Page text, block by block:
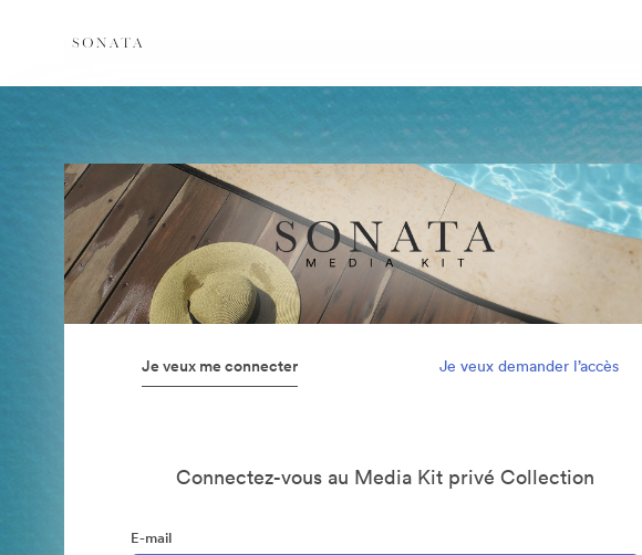
Je veux me connecter Je veux demander l’accès
Connectez-vous au Media Kit privé Collection
E-mail